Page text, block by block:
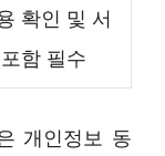
확인 및 서
함 필수
개인정보 동